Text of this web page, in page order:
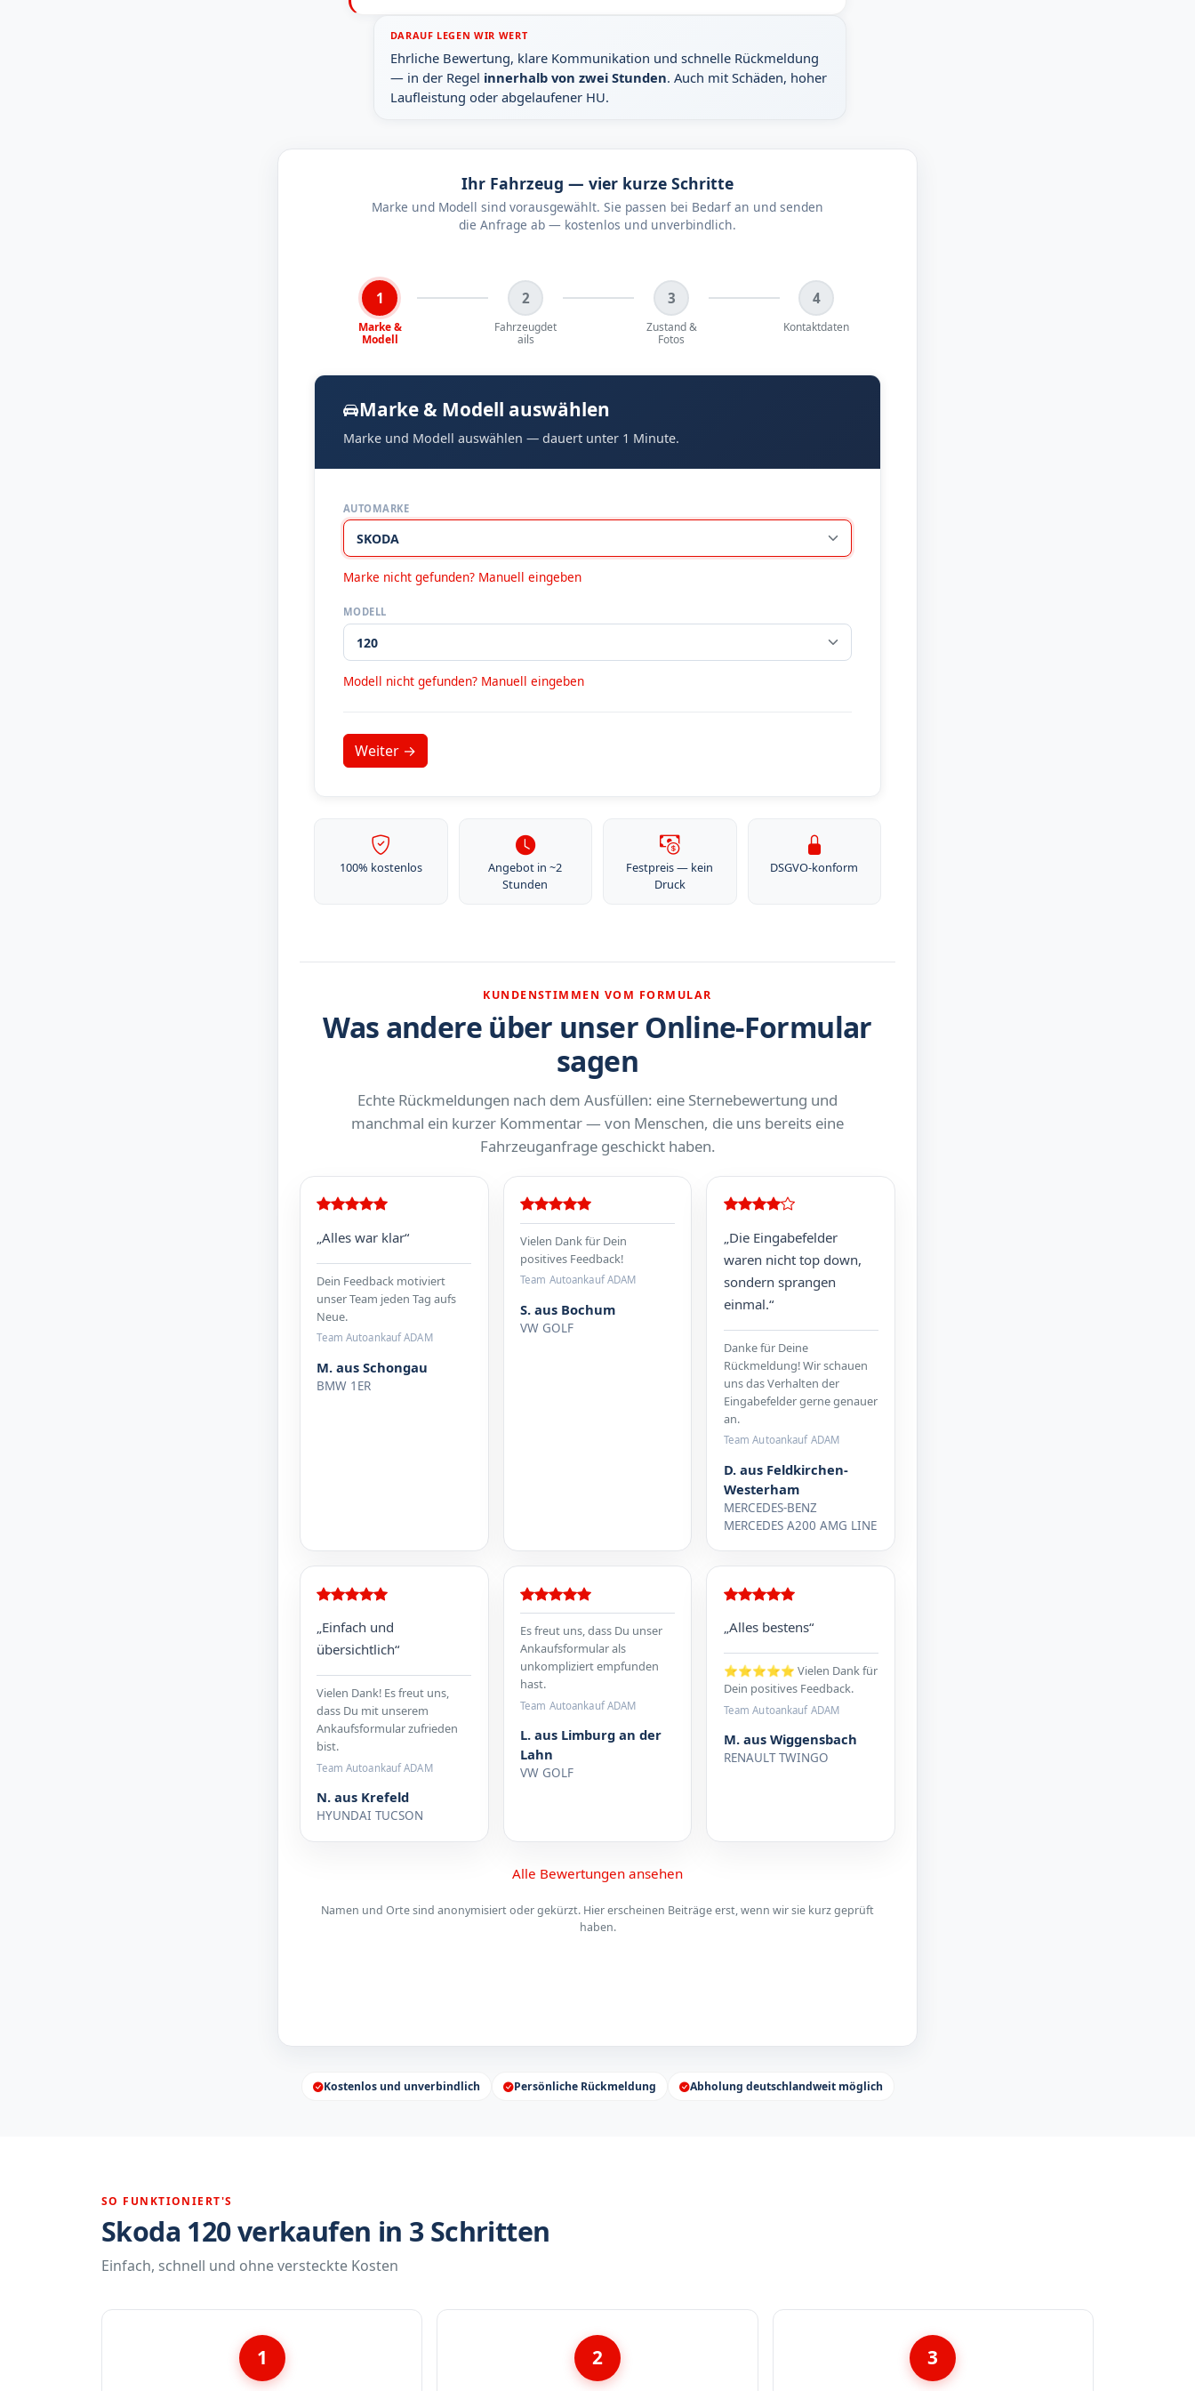
DARAUF LEGEN WIR WERT
Ehrliche Bewertung, klare Kommunikation und schnelle Rückmeldung
— in der Regel innerhalb von zwei Stunden. Auch mit Schäden, hoher
Laufleistung oder abgelaufener HU.
Ihr Fahrzeug — vier kurze Schritte
Marke und Modell sind vorausgewählt. Sie passen bei Bedarf an und senden
die Anfrage ab — kostenlos und unverbindlich.
1
Marke &
Modell
2
Fahrzeugdet
ails
3
Zustand &
Fotos
4
Kontaktdaten
Marke & Modell auswählen
Marke und Modell auswählen — dauert unter 1 Minute.
AUTOMARKE
Marke nicht gefunden? Manuell eingeben
MODELL
Modell nicht gefunden? Manuell eingeben
100% kostenlos
Angebot in ~2
Stunden
Festpreis — kein
Druck
DSGVO-konform
KUNDENSTIMMEN VOM FORMULAR
Was andere über unser Online-Formular
sagen
Echte Rückmeldungen nach dem Ausfüllen: eine Sternebewertung und
manchmal ein kurzer Kommentar — von Menschen, die uns bereits eine
Fahrzeuganfrage geschickt haben.
„Alles war klar“
Dein Feedback motiviert
unser Team jeden Tag aufs
Neue.
Team Autoankauf ADAM
M. aus Schongau
BMW 1ER
Vielen Dank für Dein
positives Feedback!
Team Autoankauf ADAM
S. aus Bochum
VW GOLF
„Die Eingabefelder
waren nicht top down,
sondern sprangen
einmal.“
Danke für Deine
Rückmeldung! Wir schauen
uns das Verhalten der
Eingabefelder gerne genauer
an.
Team Autoankauf ADAM
D. aus Feldkirchen-
Westerham
MERCEDES-BENZ
MERCEDES A200 AMG LINE
„Einfach und
übersichtlich“
Vielen Dank! Es freut uns,
dass Du mit unserem
Ankaufsformular zufrieden
bist.
Team Autoankauf ADAM
N. aus Krefeld
HYUNDAI TUCSON
Es freut uns, dass Du unser
Ankaufsformular als
unkompliziert empfunden
hast.
Team Autoankauf ADAM
L. aus Limburg an der
Lahn
VW GOLF
„Alles bestens“
⭐⭐⭐⭐⭐ Vielen Dank für
Dein positives Feedback.
Team Autoankauf ADAM
M. aus Wiggensbach
RENAULT TWINGO
Alle Bewertungen ansehen
Namen und Orte sind anonymisiert oder gekürzt. Hier erscheinen Beiträge erst, wenn wir sie kurz geprüft
haben.
Kostenlos und unverbindlich Persönliche Rückmeldung Abholung deutschlandweit möglich
SO FUNKTIONIERT'S
Skoda 120 verkaufen in 3 Schritten
Einfach, schnell und ohne versteckte Kosten
1 2 3